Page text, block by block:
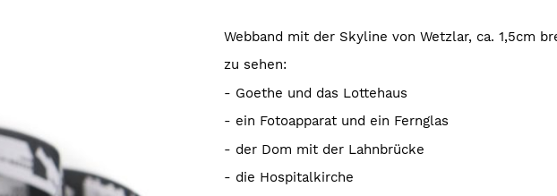
Webband mit der Skyline von Wetzlar, ca. 1,5cm
zu sehen:
- Goethe und das Lottehaus
- ein Fotoapparat und ein Fernglas
- der Dom mit der Lahnbrücke
- die Hospitalkirche